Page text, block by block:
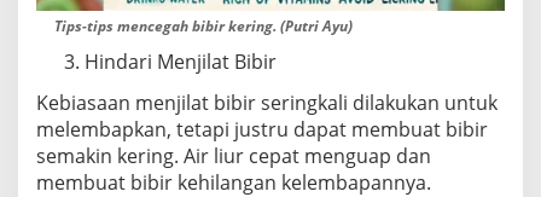
Tips-tips mencegah bibir kering. (Putri Ayu)
Hindari Menjilat Bibir
Kebiasaan menjilat bibir seringkali dilakukan untuk
melembapkan, tetapi justru dapat membuat bibir
semakin kering. Air liur cepat menguap dan
membuat bibir kehilangan kelembapannya.